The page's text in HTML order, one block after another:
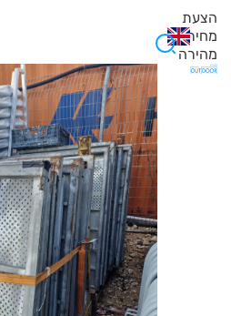
הצעת
מחיר
מהירה